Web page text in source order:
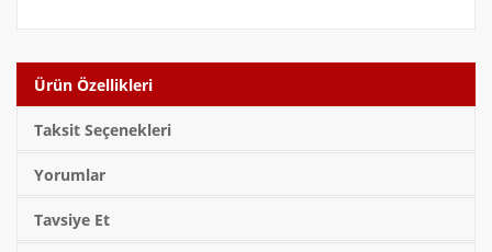
Ürün Özellikleri
Taksit Seçenekleri
Yorumlar
Tavsiye Et